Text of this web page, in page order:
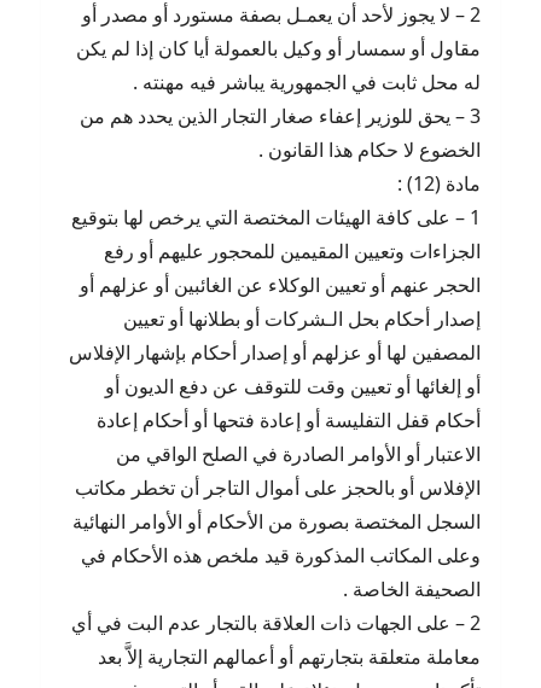
2 – لا يجوز لأحد أن يعمـل بصفة مستورد أو مصدر أو
مقاول أو سمسار أو وكيل بالعمولة أيا كان إذا لم يكن
له محل ثابت في الجمهورية يباشر فيه مهنته .
3 – يحق للوزير إعفاء صغار التجار الذين يحدد هم من
الخضوع لا حكام هذا القانون .
مادة (12) :
1 – على كافة الهيئات المختصة التي يرخص لها بتوقيع
الجزاءات وتعيين المقيمين للمحجور عليهم أو رفع
الحجر عنهم أو تعيين الوكلاء عن الغائبين أو عزلهم أو
إصدار أحكام بحل الـشركات أو بطلانها أو تعيين
المصفين لها أو عزلهم أو إصدار أحكام بإشهار الإفلاس
أو إلغائها أو تعيين وقت للتوقف عن دفع الديون أو
أحكام قفل التفليسة أو إعادة فتحها أو أحكام إعادة
الاعتبار أو الأوامر الصادرة في الصلح الواقي من
الإفلاس أو بالحجز على أموال التاجر أن تخطر مكاتب
السجل المختصة بصورة من الأحكام أو الأوامر النهائية
وعلى المكاتب المذكورة قيد ملخص هذه الأحكام في
الصحيفة الخاصة .
2 – على الجهات ذات العلاقة بالتجار عدم البت في أي
معاملة متعلقة بتجارتهم أو أعمالهم التجارية إلاَّ بعد